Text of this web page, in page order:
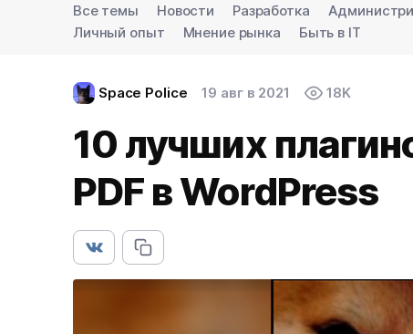
Все темы Новости Разработка
Личный опыт
Мнение рынка Быть в IT
Space Police 19 авг в 2021 18K
10 лучших
PDF в WordPress